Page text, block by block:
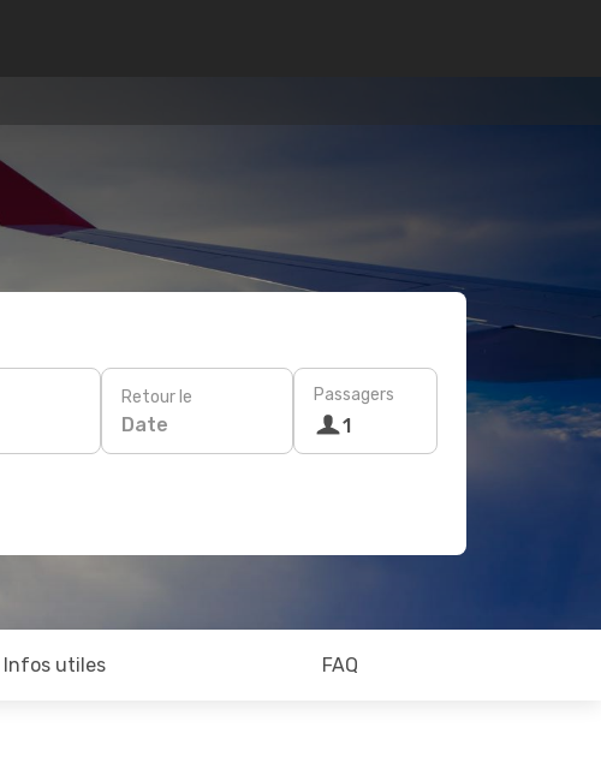
Retour le
Date
Passagers
1
Infos utiles FAQ